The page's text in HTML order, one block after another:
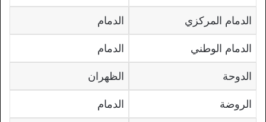
الدمام المركزي الدمام
الدمام الوطني الدمام
الدوحة الظهران
الروضة الدمام